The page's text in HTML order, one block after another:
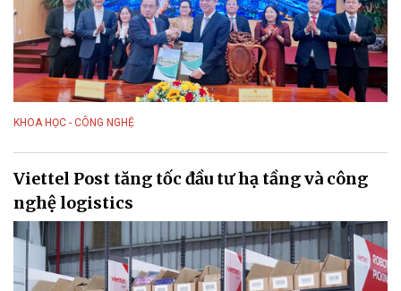
KHOA HỌC - CÔNG NGHỆ
Viettel Post tăng tốc đầu tư hạ tầng và công
nghệ logistics